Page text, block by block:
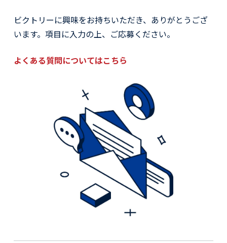
ビクトリーに興味をお持ちいただき、ありがとうござ
います。項目に入力の上、ご応募ください。
よくある質問についてはこちら